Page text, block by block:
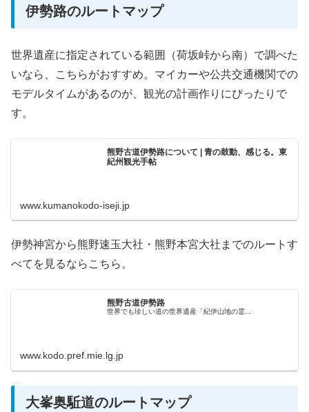
伊勢路のルートマップ
世界遺産に指定されている範囲（荷坂峠から南）で調べた
いなら、こちらがおすすめ。マイカーや公共交通機関での
モデルタイムがあるのが、観光の計画作りにぴったりで
す。
熊野古道伊勢路について | 青の鼓動、感じる。東
紀州観光手帖
www.kumanokodo-iseji.jp
伊勢神宮から熊野速玉大社・熊野本宮大社までのルートす
べてを見るならこちら。
熊野古道伊勢路
世界でも珍しい道の世界遺産「紀伊山地の霊...
www.kodo.pref.mie.lg.jp
大峯奥駈道のルートマップ